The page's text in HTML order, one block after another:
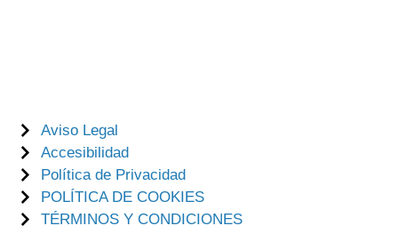
Aviso Legal
Accesibilidad
Política de Privacidad
POLÍTICA DE COOKIES
TÉRMINOS Y CONDICIONES